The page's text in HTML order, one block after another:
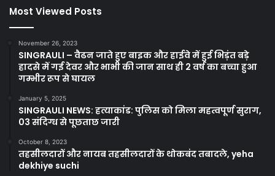
Most Viewed Posts
November 26, 2023
SINGRAULI – वैढन जाते हुए बाइक और हाईवे में हुई भिड़ंत बड़े
हादसे में गई देवर और भाभी की जान साथ ही 2 वर्ष का बच्चा हुआ
गम्भीर रूप से घायल
January 5, 2025
SINGRAULI NEWS: हत्याकांड: पुलिस को मिला महत्वपूर्ण सुराग,
03 संदिग्ध से पूछताछ जारी
October 8, 2023
तहसीलदारों और नायब तहसीलदारों के थोकबंद तबादले, yeha
dekhiye suchi